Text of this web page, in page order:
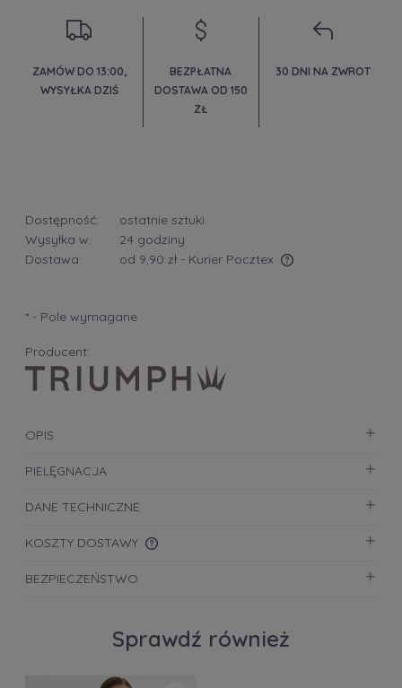
ZAMÓW DO 13:00,
WYSYŁKA DZIŚ
BEZPŁATNA
DOSTAWA OD 150
ZŁ
30 DNI NA ZWROT
Dostępność:
ostatnie sztuki
Wysyłka w:
24 godziny
Dostawa:
od 9,90 zł - Kurier Pocztex
* - Pole wymagane
Producent:
OPIS
PIELĘGNACJA
DANE TECHNICZNE
KOSZTY DOSTAWY
PŁATNOŚCI
BEZPIECZEŃSTWO
Sprawdź również